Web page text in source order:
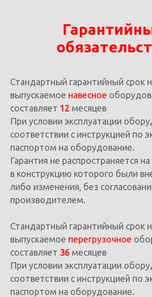
Стандартный гарантийный срок
выпускаемое навесное
составляет 12 месяцев
При условии эксплуатации
соответствии с инструкцией по
паспортом на оборудование.
Гарантия не распространяется
в конструкцию которого были
либо изменения, без
производителем.
Стандартный гарантийный срок
выпускаемое перегрузочное
составляет 36 месяцев
При условии эксплуатации
соответствии с инструкцией по
паспортом на оборудование.